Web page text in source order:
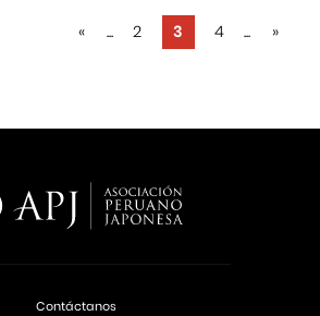
« ... 2 3 4 ... »
Contáctanos